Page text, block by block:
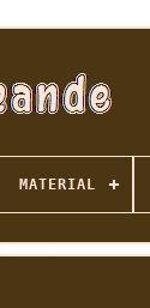
MATERIAL